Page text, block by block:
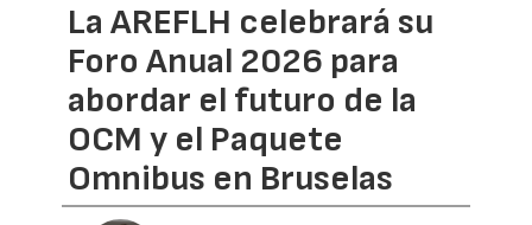
La AREFLH celebrará su
Foro Anual 2026 para
abordar el futuro de la
OCM y el Paquete
Omnibus en Bruselas